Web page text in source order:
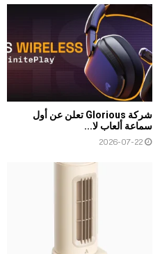
شركة Glorious تعلن عن أول
سماعة ألعاب لا...
2026-07-22